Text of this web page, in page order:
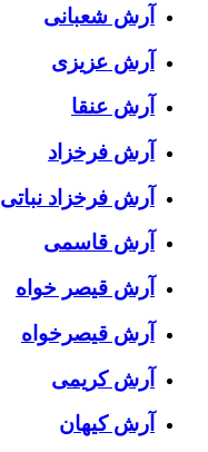
آرش شعبانی
آرش عزیزی
آرش عنقا
آرش فرخزاد
آرش فرخزاد نباتی
آرش قاسمی
آرش قیصر خواه
آرش قیصرخواه
آرش کریمی
آرش کیهان